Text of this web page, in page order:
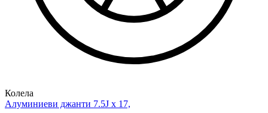
Колела
Алуминиеви джанти 7.5J x 17,